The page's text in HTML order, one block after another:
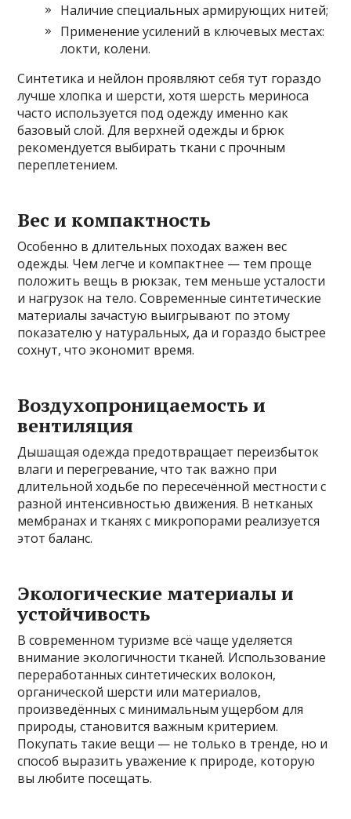
Наличие специальных армирующих нитей;
Применение усилений в ключевых местах:
локти, колени.
Синтетика и нейлон проявляют себя тут гораздо
лучше хлопка и шерсти, хотя шерсть мериноса
часто используется под одежду именно как
базовый слой. Для верхней одежды и брюк
рекомендуется выбирать ткани с прочным
переплетением.
Вес и компактность
Особенно в длительных походах важен вес
одежды. Чем легче и компактнее — тем проще
положить вещь в рюкзак, тем меньше усталости
и нагрузок на тело. Современные синтетические
материалы зачастую выигрывают по этому
показателю у натуральных, да и гораздо быстрее
сохнут, что экономит время.
Воздухопроницаемость и
вентиляция
Дышащая одежда предотвращает переизбыток
влаги и перегревание, что так важно при
длительной ходьбе по пересечённой местности с
разной интенсивностью движения. В нетканых
мембранах и тканях с микропорами реализуется
этот баланс.
Экологические материалы и
устойчивость
В современном туризме всё чаще уделяется
внимание экологичности тканей. Использование
переработанных синтетических волокон,
органической шерсти или материалов,
произведённых с минимальным ущербом для
природы, становится важным критерием.
Покупать такие вещи — не только в тренде, но и
способ выразить уважение к природе, которую
вы любите посещать.